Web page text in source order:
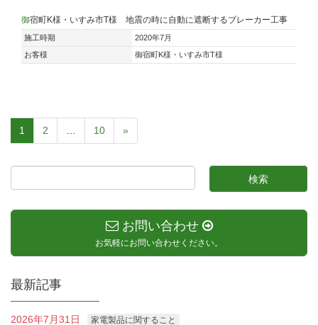
御宿町K様・いすみ市T様 地震の時に自動に遮断するブレーカー工事
施工時期
2020年7月
お客様
御宿町K様・いすみ市T様
1 2 … 10 »
お問い合わせ
お気軽にお問い合わせください。
最新記事
2026年7月31日 家電製品に関すること